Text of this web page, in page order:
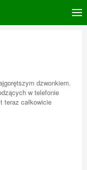
dzwonkiem.
w telefonie
teraz całkowicie